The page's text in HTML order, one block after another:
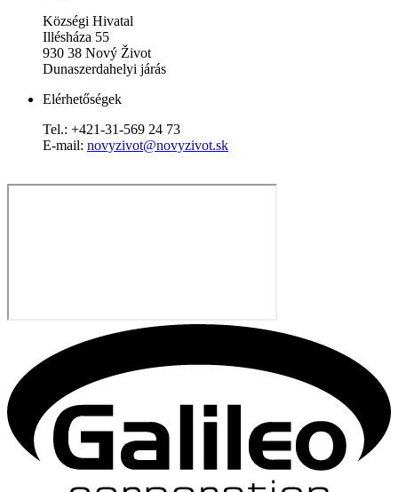
Községi Hivatal
Illésháza 55
930 38 Nový Život
Dunaszerdahelyi járás
Elérhetőségek
Tel.: +421-31-569 24 73
E-mail: novyzivot@novyzivot.sk